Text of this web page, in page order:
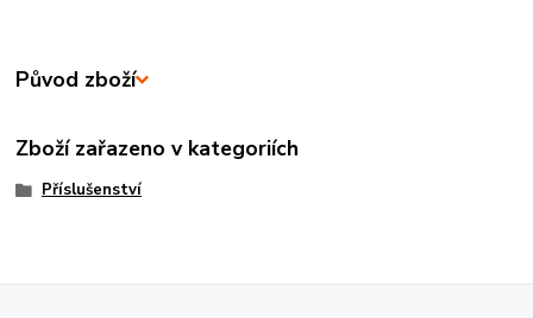
Původ zboží
Zboží zařazeno v kategoriích
Příslušenství